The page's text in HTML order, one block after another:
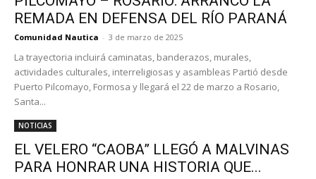
REMADA EN DEFENSA DEL RÍO PARANÁ
Comunidad Nautica - 3 de marzo de 2025
La trayectoria incluirá caminatas, banderazos, murales,
actividades culturales, interreligiosas y asambleas Partió desde
Puerto Pilcomayo, Formosa y llegará el 22 de marzo a Rosario,
Santa...
NOTICIAS
EL VELERO “CAOBA” LLEGÓ A MALVINAS
PARA HONRAR UNA HISTORIA QUE...